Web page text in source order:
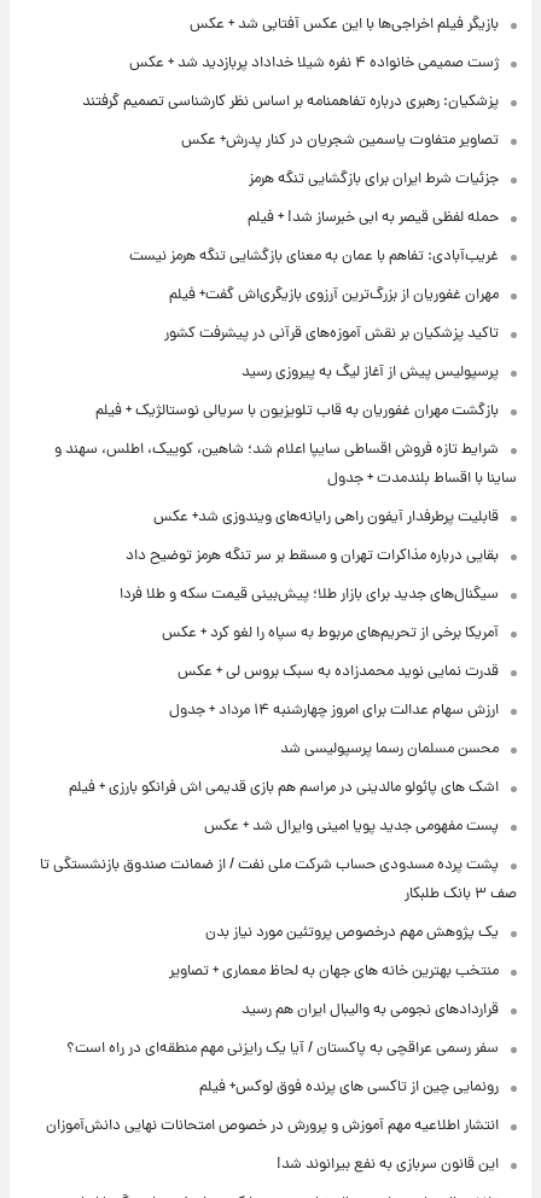
بازیگر فیلم اخراجی‌ها با این عکس آفتابی شد + عکس
ژست صمیمی خانواده ۴ نفره شیلا خداداد پربازدید شد + عکس
پزشکیان: رهبری درباره تفاهمنامه بر اساس نظر کارشناسی تصمیم گرفتند
تصاویر متفاوت یاسمین شجریان در کنار پدرش+ عکس
جزئیات شرط ایران برای بازگشایی تنگه هرمز
حمله لفظی قیصر به ابی خبرساز شد! + فیلم
غریب‌آبادی: تفاهم با عمان به معنای بازگشایی تنگه هرمز نیست
مهران غفوریان از بزرگ‌ترین آرزوی بازیگری‌اش گفت+ فیلم
تاکید پزشکیان بر نقش آموزه‌های قرآنی در پیشرفت کشور
پرسپولیس پیش از آغاز لیگ به پیروزی رسید
بازگشت مهران غفوریان به قاب تلویزیون با سریالی نوستالژیک + فیلم
شرایط تازه فروش اقساطی سایپا اعلام شد؛ شاهین، کوییک، اطلس، سهند و
ساینا با اقساط بلندمدت + جدول
قابلیت پرطرفدار آیفون راهی رایانه‌های ویندوزی شد+ عکس
بقایی درباره مذاکرات تهران و مسقط بر سر تنگه هرمز توضیح داد
سیگنال‌های جدید برای بازار طلا؛ پیش‌بینی قیمت سکه و طلا فردا
آمریکا برخی از تحریم‌های مربوط به سپاه را لغو کرد + عکس
قدرت نمایی نوید محمدزاده به سبک بروس لی + عکس
ارزش سهام عدالت برای امروز چهارشنبه ۱۴ مرداد + جدول
محسن مسلمان رسما پرسپولیسی شد
اشک های پائولو مالدینی در مراسم هم بازی قدیمی اش فرانکو بارزی + فیلم
پست مفهومی جدید پویا امینی وایرال شد + عکس
پشت پرده‌ مسدودی حساب شرکت ملی نفت / از ضمانت صندوق بازنشستگی تا
صف ۳ بانک طلبکار
یک پژوهش مهم درخصوص پروتئین مورد نیاز بدن
منتخب بهترین خانه های جهان به لحاظ معماری + تصاویر
قراردادهای نجومی به والیبال ایران هم رسید
سفر رسمی عراقچی به پاکستان / آیا یک رایزنی مهم منطقه‌ای در راه است؟
رونمایی چین از تاکسی های پرنده فوق لوکس+ فیلم
انتشار اطلاعیه مهم آموزش و پرورش در خصوص امتحانات نهایی دانش‌آموزان
این قانون سربازی به نفع بیرانوند شد!